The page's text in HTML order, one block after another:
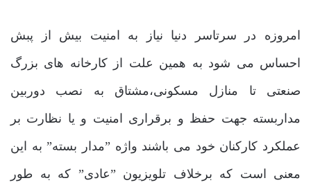
امروزه در سرتاسر دنیا نیاز به امنیت بیش از پبش
احساس می شود به همین علت از کارخانه های بزرگ
صنعتی تا منازل مسکونی،مشتاق به نصب دوربین
مداربسته جهت حفظ و برقراری امنیت و یا نظارت بر
عملکرد کارکنان خود می باشند واژه ”مدار بسته” به این
معنی است که برخلاف تلویزیون ”عادی” که به طور